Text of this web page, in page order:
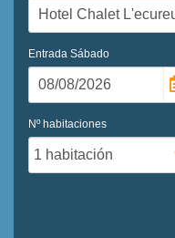
Entrada Sábado
Nº habitaciones